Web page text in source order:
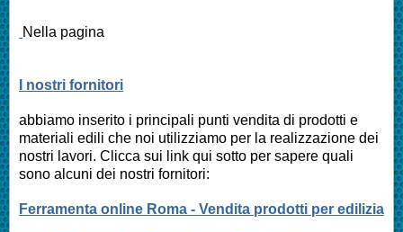
Nella pagina
I nostri fornitori
abbiamo inserito i principali punti vendita di prodotti e
materiali edili che noi utilizziamo per la realizzazione dei
nostri lavori. Clicca sui link qui sotto per sapere quali
sono alcuni dei nostri fornitori:
Ferramenta online Roma - Vendita prodotti per edilizia